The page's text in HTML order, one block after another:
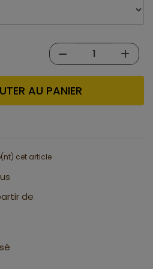
AU PANIER
cet article
de